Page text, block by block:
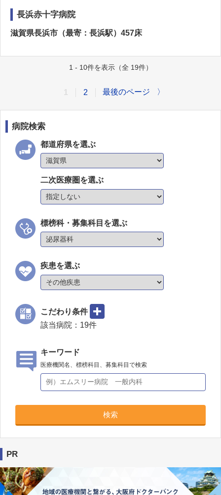
長浜赤十字病院
滋賀県長浜市（最寄：長浜駅）457床
1 - 10件を表示（全 19件）
2 最後のページ 〉
病院検索
都道府県を選ぶ
二次医療圏を選ぶ
標榜科・募集科目を選ぶ
疾患を選ぶ
こだわり条件
該当病院： 19件
キーワード
医療機関名、標榜科目、募集科目で検索
検索
PR